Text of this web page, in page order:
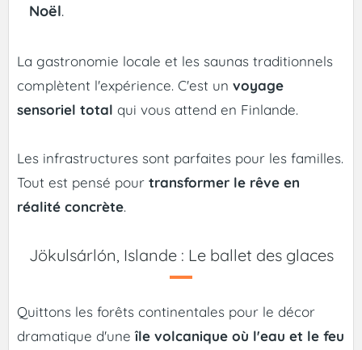
Noël.
La gastronomie locale et les saunas traditionnels
complètent l'expérience. C'est un voyage
sensoriel total qui vous attend en Finlande.
Les infrastructures sont parfaites pour les familles.
Tout est pensé pour transformer le rêve en
réalité concrète.
Jökulsárlón, Islande : Le ballet des glaces
Quittons les forêts continentales pour le décor
dramatique d'uneîle volcanique où l'eau et le feu